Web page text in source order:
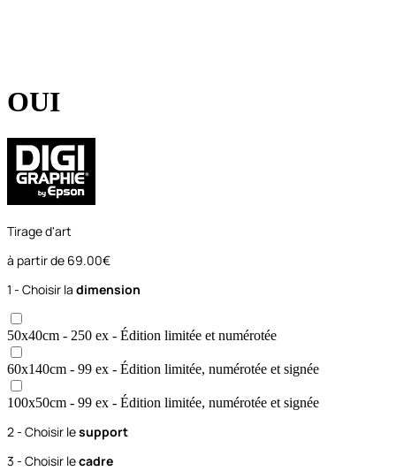
OUI
Tirage d'art
à partir de 69.00€
1 - Choisir la dimension
50x40cm - 250 ex - Édition limitée et numérotée
60x140cm - 99 ex - Édition limitée, numérotée et signée
100x50cm - 99 ex - Édition limitée, numérotée et signée
2 - Choisir lesupport
3 - Choisir lecadre